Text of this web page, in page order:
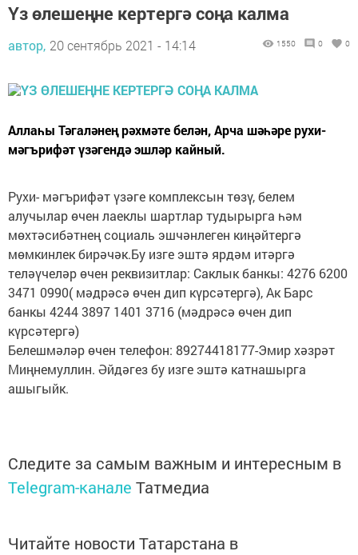
Үз өлешеңне кертергә соңа калма
автор, 20 сентябрь 2021 - 14:14 1550 0 0
Аллаһы Тәгаләнең рәхмәте белән, Арча шәһәре рухи-
мәгърифәт үзәгендә эшләр кайный.
Рухи- мәгърифәт үзәге комплексын төзү, белем
алучылар өчен лаеклы шартлар тудырырга һәм
мөхтәсибәтнең социаль эшчәнлеген киңәйтергә
мөмкинлек бирәчәк.Бу изге эштә ярдәм итәргә
теләүчеләр өчен реквизитлар: Саклык банкы: 4276 6200
3471 0990( мәдрәсә өчен дип күрсәтергә), Ак Барс
банкы 4244 3897 1401 3716 (мәдрәсә өчен дип
күрсәтергә)
Белешмәләр өчен телефон: 89274418177-Эмир хәзрәт
Миңнемуллин. Әйдәгез бу изге эштә катнашырга
ашыгыйк.
Следите за самым важным и интересным в
Telegram-канале Татмедиа
Читайте новости Татарстана в